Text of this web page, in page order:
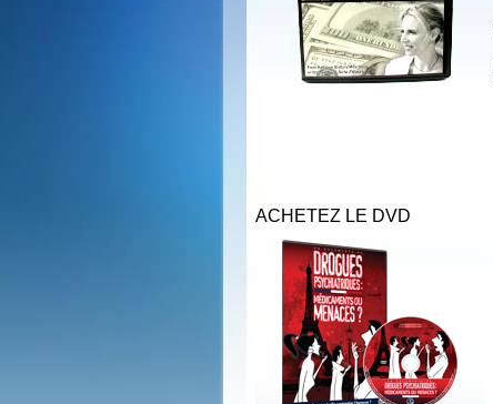
ACHETEZ LE DVD